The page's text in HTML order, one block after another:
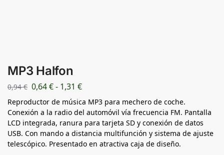
MP3 Halfon
0,94€ 0,64€- 1,31 €
Reproductor de música MP3 para mechero de coche.
Conexión a la radio del automóvil vía frecuencia FM. Pantalla
LCD integrada, ranura para tarjeta SD y conexión de datos
USB. Con mando a distancia multifunción y sistema de ajuste
telescópico. Presentado en atractiva caja de diseño.